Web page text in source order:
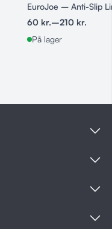
EuroJoe – Anti-Slip
60kr.–210kr.
På lager